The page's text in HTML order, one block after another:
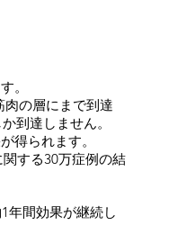
。
肉の層にまで到達
到達しません。
得られます。
する30万症例の結
年間効果が継続し